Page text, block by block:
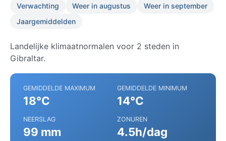
Verwachting Weer in augustus
Weer in september
Jaargemiddelden
Landelijke klimaatnormalen voor 2 steden in
Gibraltar.
GEMIDDELDE MAXIMUM
18°C
GEMIDDELDE MINIMUM
14°C
NEERSLAG
99 mm
ZONUREN
4.5h/dag